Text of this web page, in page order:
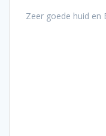
Zeer goede huid en